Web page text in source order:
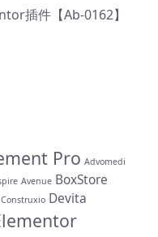
插件【Ab-0162】
Pro Advomedi
Avenue BoxStore
Construxio Devita